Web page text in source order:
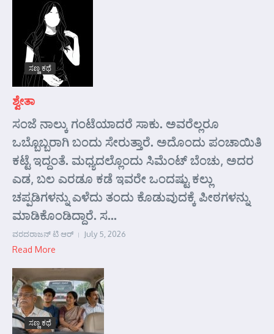
ಸಣ್ಣ ಕಥೆ
ಶ್ವೇತಾ
ಸಂಜೆ ನಾಲ್ಕು ಗಂಟೆಯಾದರೆ ಸಾಕು. ಅವರೆಲ್ಲರೂ
ಒಬ್ಬೊಬ್ಬರಾಗಿ ಬಂದು ಸೇರುತ್ತಾರೆ. ಅದೊಂದು ಪಂಚಾಯಿತಿ
ಕಟ್ಟೆ ಇದ್ದಂತೆ. ಮಧ್ಯದಲ್ಲೊಂದು ಸಿಮೆಂಟ್ ಬೆಂಚು, ಅದರ
ಎಡ, ಬಲ ಎರಡೂ ಕಡೆ ಇವರೇ ಒಂದಷ್ಟು ಕಲ್ಲು
ಚಪ್ಪಡಿಗಳನ್ನು ಎಳೆದು ತಂದು ಕೊಡುವುದಕ್ಕೆ ಪೀಠಗಳನ್ನು
ಮಾಡಿಕೊಂಡಿದ್ದಾರೆ. ಸ...
ವರದರಾಜನ್ ಟಿ ಆರ್ July 5, 2026
Read More
ಸಣ್ಣ ಕಥೆ